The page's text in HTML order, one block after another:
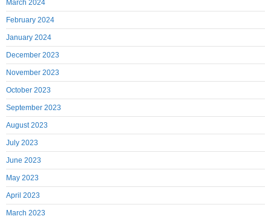
March 2024
February 2024
January 2024
December 2023
November 2023
October 2023
September 2023
August 2023
July 2023
June 2023
May 2023
April 2023
March 2023